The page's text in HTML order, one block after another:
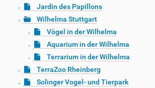
Jardin des Papillons
Wilhelma Stuttgart
Vögel in der Wilhelma
Aquarium in der Wilhelma
Terrarium in der Wilhelma
TerraZoo Rheinberg
Solinger Vogel- und Tierpark